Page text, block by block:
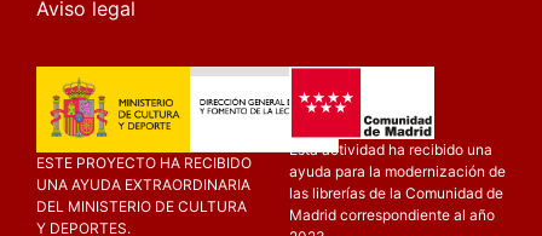
Aviso legal
ESTE PROYECTO HA RECIBIDO
UNA AYUDA EXTRAORDINARIA
DEL MINISTERIO DE CULTURA
Y DEPORTES.
Esta actividad ha recibido una
ayuda para la modernización de
las librerías de la Comunidad de
Madrid correspondiente al año